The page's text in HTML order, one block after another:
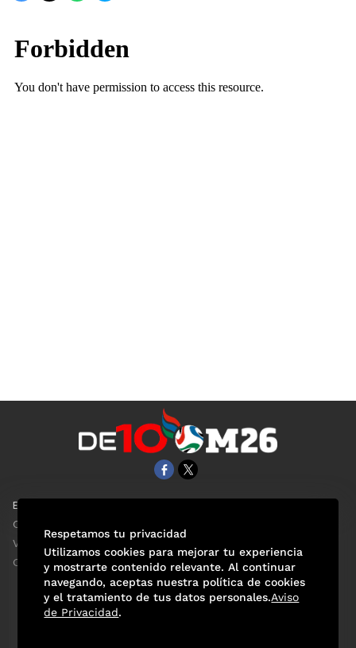
EL UNIVERSAL
Clase
ViveUSA
Confabulario
Respetamos tu privacidad
Utilizamos cookies para mejorar tu experiencia
y mostrarte contenido relevante. Al continuar
navegando, aceptas nuestra política de cookies
y el tratamiento de tus datos personales.Aviso
de Privacidad.